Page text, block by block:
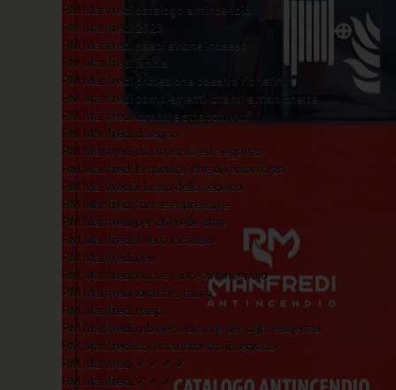
RM Manfredi catalogo antincendio
RM Manfredi 2023
RM Manfredi naspi airone incasso
RM Manfredi lancia
RM Manfredi protezione passiva ripristini
RM Manfredi complementi idranti e manichette
RM Manfredi idranti e attacchi vv.f
RM Manfredi disegno
RM Manfredi dinamismo ed eleganza
RM Manfredi la qualita’ che diventa forza
RM Manfredi il lusso della tecnica
RM Manfredi forme espressive
RM Manfredi per chi vede oltre
RM Manfredi il vero incasso!
RM Manfredi new
RM Manfredi nuove lance antincendio
RM Manfredi idranti a muro
RM Manfredi naspi
RM Manfredi rubinetti idrante per ogni esigenza
RM Manfredi con manometro integrato
RM Manfredi ✓ ✓ ✓ ✓
RM Manfredi ✓ ✓ ✓